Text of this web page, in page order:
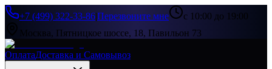
+7 (499) 322-33-86|Перезвоните мне
с 10:00 до 19:00
Москва, Пятницкое шоссе, 18, Павильон 73
ОплатаДоставка и Самовывоз